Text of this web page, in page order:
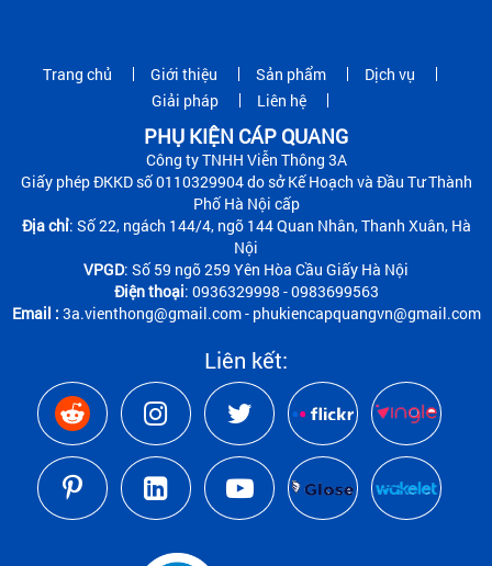
Trang chủ Giới thiệu Sản phẩm
Dịch vụ
Giải pháp
Liên hệ
PHỤ KIỆN CÁP QUANG
Công ty TNHH Viễn Thông 3A
Giấy phép ĐKKD số 0110329904 do sở Kế Hoạch và Đầu Tư Thành
Phố Hà Nội cấp
Địa chỉ: Số 22, ngách 144/4, ngõ 144 Quan Nhân, Thanh Xuân, Hà
Nội
VPGD: Số 59 ngõ 259 Yên Hòa Cầu Giấy Hà Nội
Điện thoại: 0936329998 - 0983699563
Email : 3a.vienthong@gmail.com - phukiencapquangvn@gmail.com
Liên kết: